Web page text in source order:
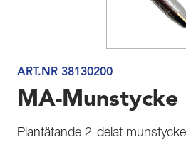
ART.NR 38130200
MA-Munstycke
Plantätande 2-delat